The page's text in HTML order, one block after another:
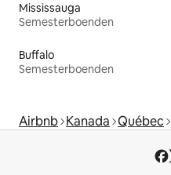
Mississauga
Semesterboenden
Buffalo
Semesterboenden
Airbnb Kanada Québec